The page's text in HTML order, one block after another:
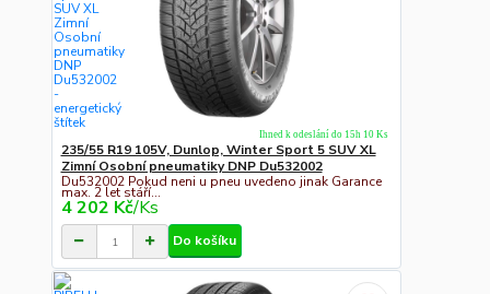
235/55 R19 105V, Dunlop, Winter Sport 5 SUV XL
Zimní Osobní pneumatiky DNP Du532002
Du532002 Pokud neni u pneu uvedeno jinak Garance
max. 2 let stáří...
4 202 Kč/Ks
Ihned k odeslání do 15h 10 Ks
Do košíku